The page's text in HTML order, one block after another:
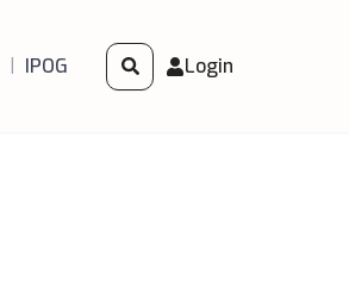
| IPOG Login